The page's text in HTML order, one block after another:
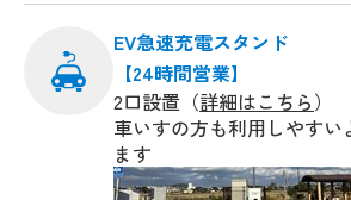
EV急速充電スタンド
【24時間営業】
2口設置（詳細はこちら）
車いすの方も利用しやすい
ます